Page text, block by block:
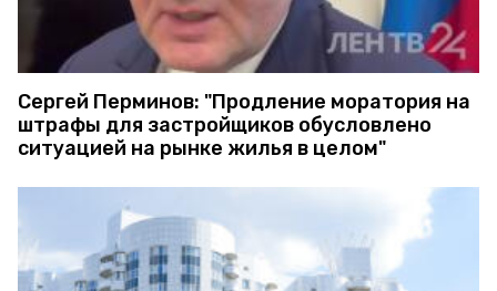
Сергей Перминов: "Продление моратория на
штрафы для застройщиков обусловлено
ситуацией на рынке жилья в целом"